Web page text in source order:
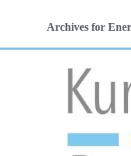
Archives for